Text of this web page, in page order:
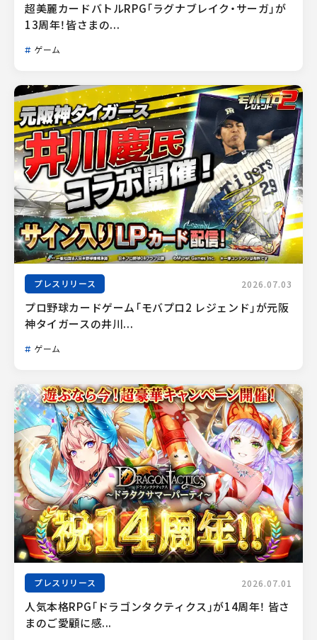
超美麗カードバトルRPG「ラグナブレイク・サーガ」が
13周年！皆さまの...
ゲーム
プレスリリース 2026.07.03
プロ野球カードゲーム「モバプロ2 レジェンド」が元阪
神タイガースの井川...
ゲーム
プレスリリース 2026.07.01
人気本格RPG「ドラゴンタクティクス」が14周年！ 皆さ
まのご愛顧に感...